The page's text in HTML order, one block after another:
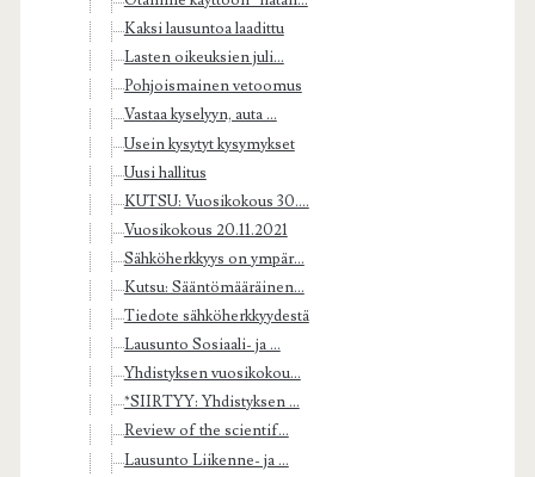
Kaksi lausuntoa laadittu
Lasten oikeuksien juli...
Pohjoismainen vetoomus
Vastaa kyselyyn, auta ...
Usein kysytyt kysymykset
Uusi hallitus
KUTSU: Vuosikokous 30....
Vuosikokous 20.11.2021
Sähköherkkyys on ympär...
Kutsu: Sääntömääräinen...
Tiedote sähköherkkyydestä
Lausunto Sosiaali- ja ...
Yhdistyksen vuosikokou...
*SIIRTYY: Yhdistyksen ...
Review of the scientif...
Lausunto Liikenne- ja ...